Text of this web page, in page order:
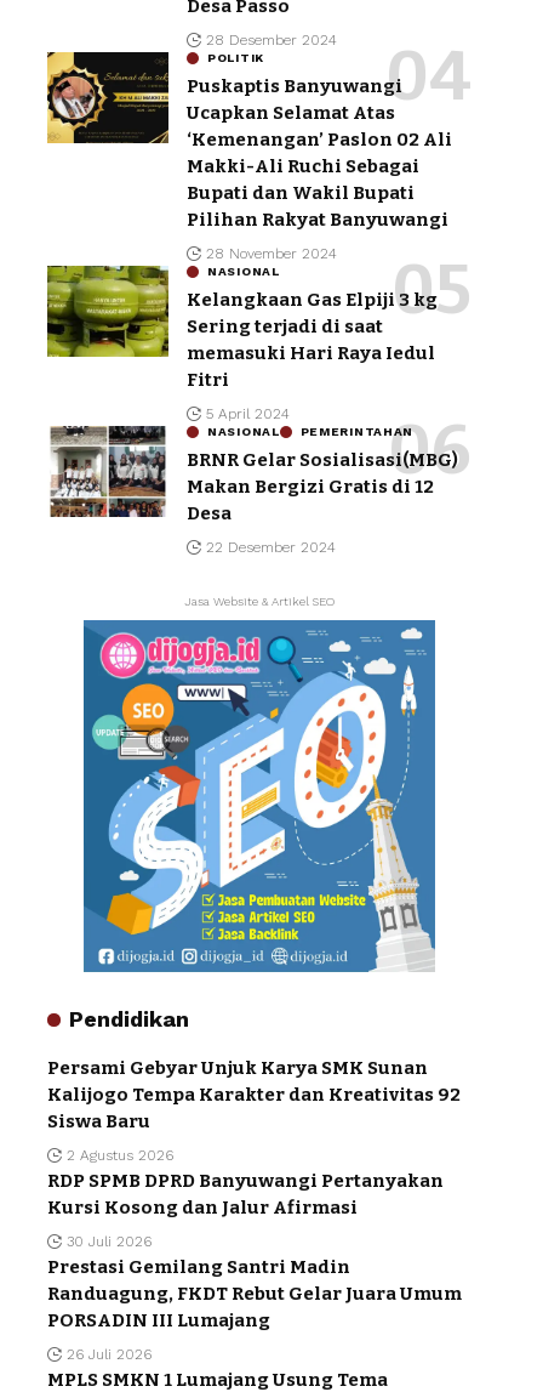
Desa Passo
28 Desember 2024
POLITIK
Puskaptis Banyuwangi
Ucapkan Selamat Atas
‘Kemenangan’ Paslon 02 Ali
Makki-Ali Ruchi Sebagai
Bupati dan Wakil Bupati
Pilihan Rakyat Banyuwangi
28 November 2024
NASIONAL
Kelangkaan Gas Elpiji 3 kg
Sering terjadi di saat
memasuki Hari Raya Iedul
Fitri
5 April 2024
NASIONAL PEMERINTAHAN
BRNR Gelar Sosialisasi(MBG)
Makan Bergizi Gratis di 12
Desa
22 Desember 2024
Jasa Website & Artikel SEO
Pendidikan
Persami Gebyar Unjuk Karya SMK Sunan
Kalijogo Tempa Karakter dan Kreativitas 92
Siswa Baru
2 Agustus 2026
RDP SPMB DPRD Banyuwangi Pertanyakan
Kursi Kosong dan Jalur Afirmasi
30 Juli 2026
Prestasi Gemilang Santri Madin
Randuagung, FKDT Rebut Gelar Juara Umum
PORSADIN III Lumajang
26 Juli 2026
MPLS SMKN 1 Lumajang Usung Tema